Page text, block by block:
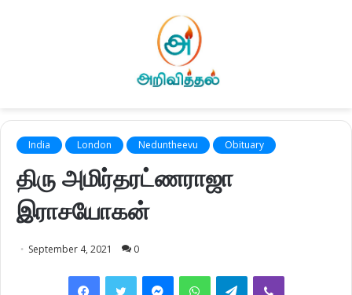
India London Neduntheevu Obituary
திரு அமிர்தரட்ணராஜா
இராசயோகன்
September 4, 2021 0
FacebookTwitter MessengerWhatsAppTelegramViber